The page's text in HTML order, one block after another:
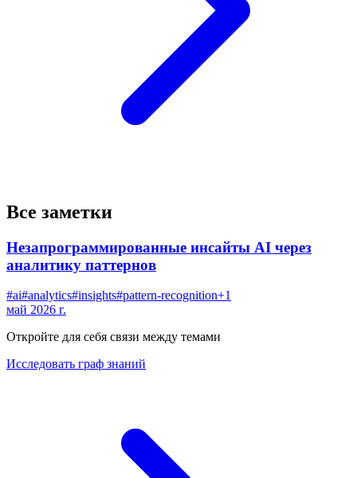
Все заметки
Незапрограммированные инсайты AI через
аналитику паттернов
#ai#analytics#insights#pattern-recognition+1
май 2026 г.
Откройте для себя связи между темами
Исследовать граф знаний